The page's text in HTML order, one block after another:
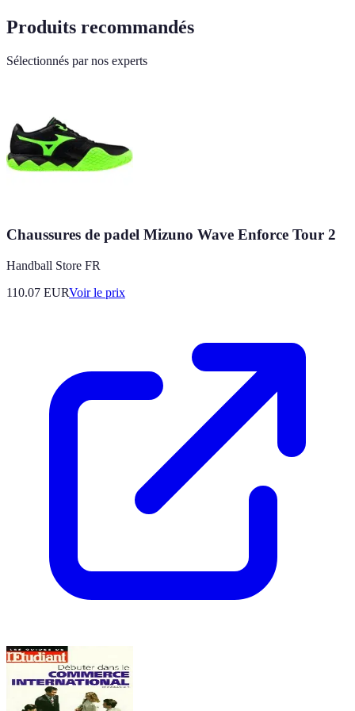
Produits recommandés
Sélectionnés par nos experts
Chaussures de padel Mizuno Wave Enforce Tour 2
Handball Store FR
110.07 EURVoir le prix